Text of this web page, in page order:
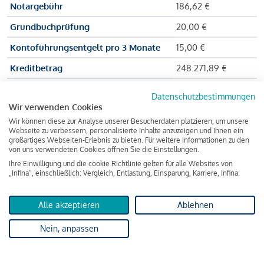
Notargebühr
186,62 €
Grundbuchprüfung
20,00 €
Kontoführungsentgelt pro 3 Monate
15,00 €
Kreditbetrag
248.271,89 €
Zu zahlender Gesamtbetrag
Kreditvermittler
INFINA Credit
Broker GmbH
von 237.000 Euro ausgezahlt, um die Wohnung zu kaufen.
Darüber hinaus fallen aber noch einige Gebühren an (z. B. die
Grundbucheintragungsgebühr), sodass die Bank den
Datenschutzbestimmungen
Wir verwenden Cookies
Wir können diese zur Analyse unserer Besucherdaten platzieren, um unsere
Webseite zu verbessern, personalisierte Inhalte anzuzeigen und Ihnen ein
großartiges Webseiten-Erlebnis zu bieten. Für weitere Informationen zu den
von uns verwendeten Cookies öffnen Sie die Einstellungen.
Ihre Einwilligung und die cookie Richtlinie gelten für alle Websites von
„Infina“, einschließlich: Vergleich, Entlastung, Einsparung, Karriere, Infina.
Alle akzeptieren Ablehnen
Nein, anpassen